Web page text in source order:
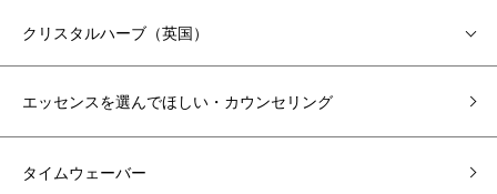
クリスタルハーブ（英国）
エッセンスを選んでほしい・カウンセリング
タイムウェーバー